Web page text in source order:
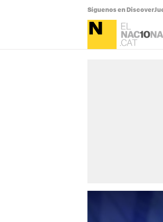
Síguenos en Discover